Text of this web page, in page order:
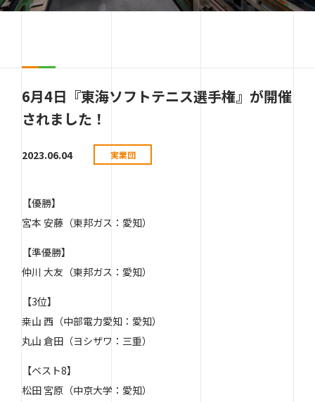
6月4日『東海ソフトテニス選手権』が開催
されました！
2023.06.04 実業団
【優勝】
宮本 安藤（東邦ガス：愛知）
【準優勝】
仲川 大友（東邦ガス：愛知）
【3位】
桒山 西（中部電力愛知：愛知）
丸山 倉田（ヨシザワ：三重）
【ベスト8】
松田 宮原（中京大学：愛知）